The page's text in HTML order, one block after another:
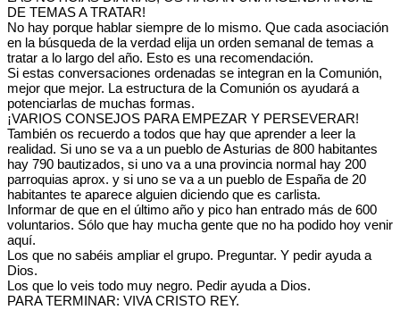
DE TEMAS A TRATAR!
No hay porque hablar siempre de lo mismo. Que cada asociación
en la búsqueda de la verdad elija un orden semanal de temas a
tratar a lo largo del año. Esto es una recomendación.
Si estas conversaciones ordenadas se integran en la Comunión,
mejor que mejor. La estructura de la Comunión os ayudará a
potenciarlas de muchas formas.
¡VARIOS CONSEJOS PARA EMPEZAR Y PERSEVERAR!
También os recuerdo a todos que hay que aprender a leer la
realidad. Si uno se va a un pueblo de Asturias de 800 habitantes
hay 790 bautizados, si uno va a una provincia normal hay 200
parroquias aprox. y si uno se va a un pueblo de España de 20
habitantes te aparece alguien diciendo que es carlista.
Informar de que en el último año y pico han entrado más de 600
voluntarios. Sólo que hay mucha gente que no ha podido hoy venir
aquí.
Los que no sabéis ampliar el grupo. Preguntar. Y pedir ayuda a
Dios.
Los que lo veis todo muy negro. Pedir ayuda a Dios.
PARA TERMINAR: VIVA CRISTO REY.